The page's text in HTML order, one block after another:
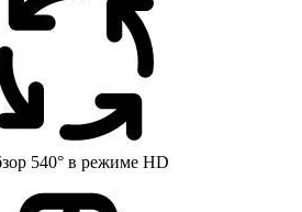
540° в режиме HD